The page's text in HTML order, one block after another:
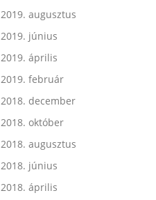
2019. augusztus
2019. június
2019. április
2019. február
2018. december
2018. október
2018. augusztus
2018. június
2018. április